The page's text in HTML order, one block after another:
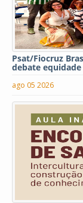
Psat/Fiocruz
debate
ago 05 2026